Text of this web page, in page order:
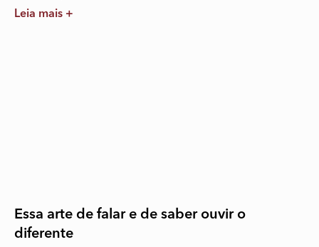
Leia mais +
Essa arte de falar e de saber ouvir o
diferente